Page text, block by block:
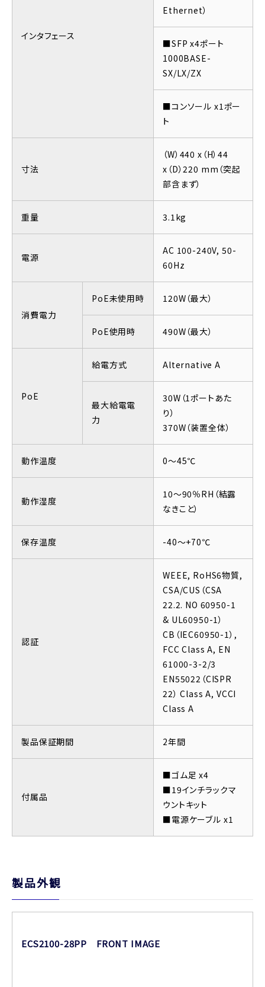
インタフェース
Ethernet）
■SFP x4ポート
1000BASE-
SX/LX/ZX
■コンソール x1ポー
ト
寸法
（W）440 x（H）44
x（D）220 mm（突起
部含まず）
重量 3.1kg
電源
AC 100-240V, 50-
60Hz
消費電力
PoE未使用時 120W（最大）
PoE使用時 490W（最大）
PoE
給電方式 Alternative A
最大給電電
力
30W（1ポートあた
り）
370W（装置全体）
動作温度 0～45℃
動作湿度
10～90％RH（結露
なきこと）
保存温度 -40～+70℃
認証
WEEE, RoHS6物質,
CSA/CUS（CSA
22.2. NO 60950-1
& UL60950-1）
CB（IEC60950-1）,
FCC Class A, EN
61000-3-2/3
EN55022（CISPR
22） Class A, VCCI
Class A
製品保証期間 2年間
付属品
■ゴム足 x4
■19インチラックマ
ウントキット
■電源ケーブル x1
製品外観
ECS2100-28PP FRONT IMAGE